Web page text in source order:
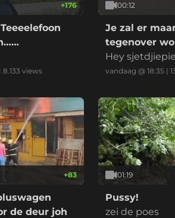
+176
8.133 views
00:12
Je zal er
tegenover
datacenter
Hey
d normaal?
vandaag @ 18:35 |
+83
de deur joh
01:19
Pussy!
zei de poes